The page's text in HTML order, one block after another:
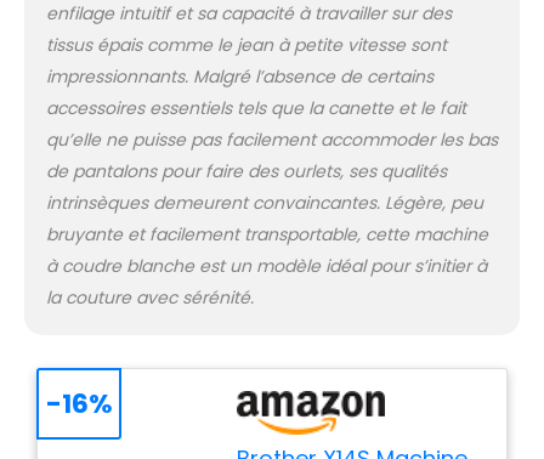
enfilage intuitif et sa capacité à travailler sur des
tissus épais comme le jean à petite vitesse sont
impressionnants. Malgré l’absence de certains
accessoires essentiels tels que la canette et le fait
qu’elle ne puisse pas facilement accommoder les bas
de pantalons pour faire des ourlets, ses qualités
intrinsèques demeurent convaincantes. Légère, peu
bruyante et facilement transportable, cette machine
à coudre blanche est un modèle idéal pour s’initier à
la couture avec sérénité.
-16%